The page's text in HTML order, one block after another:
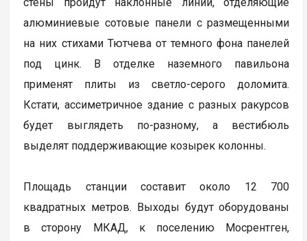
алюминиевые сотовые панели с размещенными
на них стихами Тютчева от темного фона панелей
под цинк. В отделке наземного павильона
применят плиты из светло-серого доломита.
Кстати, ассиметричное здание с разных ракурсов
будет выглядеть по-разному, а вестибюль
выделят поддерживающие козырек колонны.
Площадь станции составит около 12 700
квадратных метров. Выходы будут оборудованы
в сторону МКАД, к поселению Мосрентген,